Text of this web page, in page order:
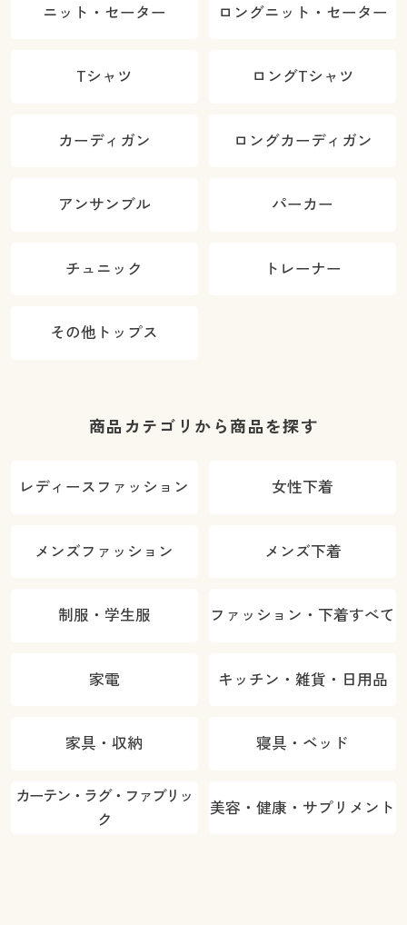
ニット・セーター ロングニット・セーター
Tシャツ ロングTシャツ
カーディガン ロングカーディガン
アンサンブル パーカー
チュニック トレーナー
その他トップス
商品カテゴリから商品を探す
レディースファッション 女性下着
メンズファッション メンズ下着
制服・学生服 ファッション・下着すべて
家電 キッチン・雑貨・日用品
家具・収納 寝具・ベッド
カーテン・ラグ・ファブリッ
ク
美容・健康・サプリメント